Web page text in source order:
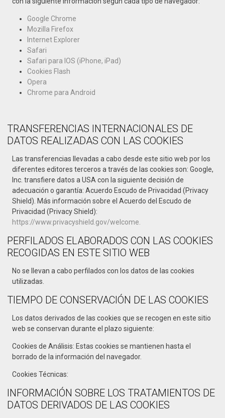
Google Chrome
Mozilla Firefox
Internet Explorer
Safari
Safari para IOS (iPhone, iPad)
Cookies Flash
Opera
Chrome para Android
TRANSFERENCIAS INTERNACIONALES DE
DATOS REALIZADAS CON LAS COOKIES
Las transferencias llevadas a cabo desde este sitio web por los
diferentes editores terceros a través de las cookies son: Google,
Inc. transfiere datos a USA con la siguiente decisión de
adecuación o garantía: Acuerdo Escudo de Privacidad (Privacy
Shield). Más información sobre el Acuerdo del Escudo de
Privacidad (Privacy Shield):
https://www.privacyshield.gov/welcome.
PERFILADOS ELABORADOS CON LAS COOKIES
RECOGIDAS EN ESTE SITIO WEB
No se llevan a cabo perfilados con los datos de las cookies
utilizadas.
TIEMPO DE CONSERVACIÓN DE LAS COOKIES
Los datos derivados de las cookies que se recogen en este sitio
web se conservan durante el plazo siguiente:
Cookies de Análisis: Estas cookies se mantienen hasta el
borrado de la información del navegador.
Cookies Técnicas:
INFORMACIÓN SOBRE LOS TRATAMIENTOS DE
DATOS DERIVADOS DE LAS COOKIES